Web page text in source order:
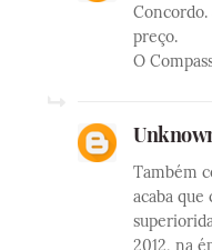
preço.
O
Também
acaba
2012, na